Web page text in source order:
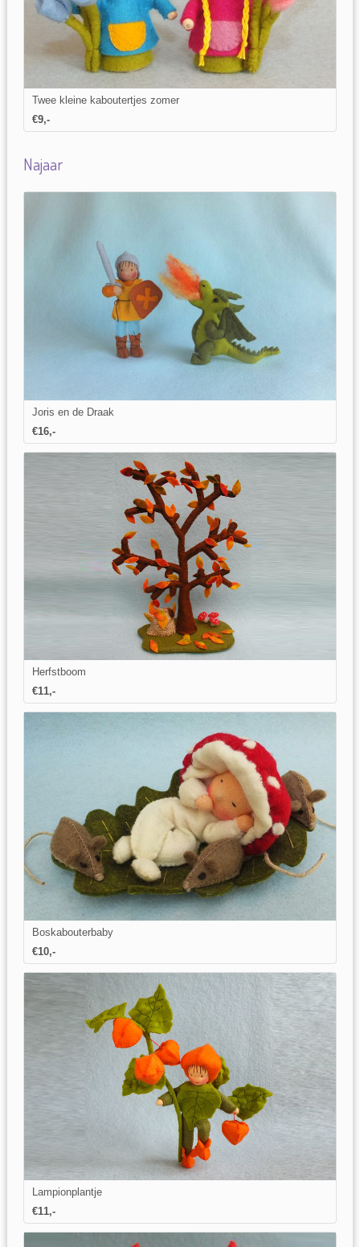
Twee kleine kaboutertjes zomer
€9,-
Najaar
Joris en de Draak
€16,-
Herfstboom
€11,-
Boskabouterbaby
€10,-
Lampionplantje
€11,-